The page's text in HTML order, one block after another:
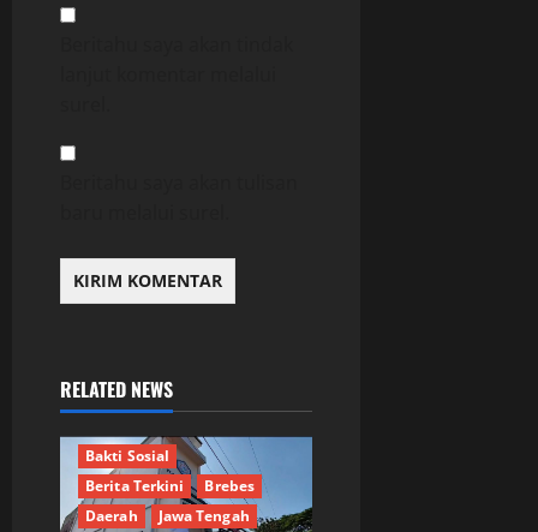
RELATED NEWS
Bakti Sosial
Berita Terkini
Brebes
Daerah
Jawa Tengah